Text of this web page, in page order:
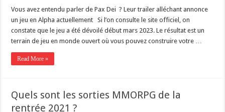
Vous avez entendu parler de Pax Dei ? Leur trailer alléchant annonce
un jeu en Alpha actuellement Si l’on consulte le site officiel, on
constate que le jeu a été dévoilé début mars 2023. Le résultat est un
terrain de jeu en monde ouvert où vous pouvez construire votre …
Read More »
Quels sont les sorties MMORPG de la
rentrée 2021 ?